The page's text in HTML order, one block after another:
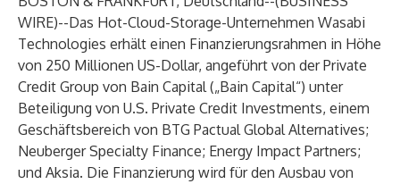
WIRE)--Das Hot-Cloud-Storage-Unternehmen Wasabi
Technologies erhält einen Finanzierungsrahmen in Höhe
von 250 Millionen US-Dollar, angeführt von der Private
Credit Group von Bain Capital („Bain Capital“) unter
Beteiligung von U.S. Private Credit Investments, einem
Geschäftsbereich von BTG Pactual Global Alternatives;
Neuberger Specialty Finance; Energy Impact Partners;
und Aksia. Die Finanzierung wird für den Ausbau von